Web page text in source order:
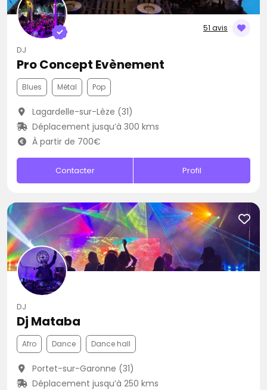
51 avis
DJ
Pro Concept Evènement
Blues Métal Pop
Lagardelle-sur-Lèze (31)
Déplacement jusqu’à 300 kms
À partir de 700€
Contacter Profil
DJ
Dj Mataba
Afro Dance Dance hall
Portet-sur-Garonne (31)
Déplacement jusqu’à 250 kms